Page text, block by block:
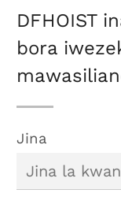
DFHOIST
bora
Jina